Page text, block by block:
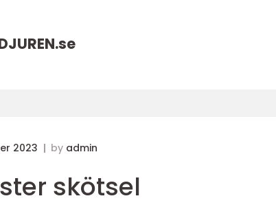
se
2023 by admin
skötsel